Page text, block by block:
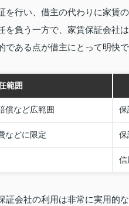
行い、借主の代わりに家賃
負う一方で、家賃保証会社
ある点が借主にとって明快
範囲
償など広範囲 保
などに限定 保
信
証会社の利用は非常に実用的